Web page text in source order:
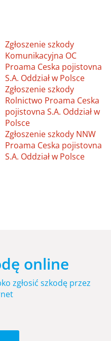
Zgłoszenie szkody
Komunikacyjna OC
Proama Ceska pojistovna
S.A. Oddział w Polsce
Zgłoszenie szkody
Rolnictwo Proama Ceska
pojistovna S.A. Oddział w
Polsce
Zgłoszenie szkody NNW
Proama Ceska pojistovna
S.A. Oddział w Polsce
online
zgłosić szkodę przez